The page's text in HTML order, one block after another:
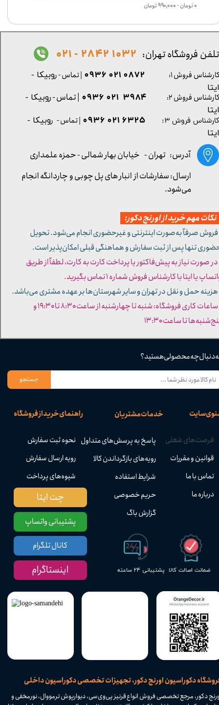
۰ تومان - ۹۹۰,۰۰۰ تومان
دکوراسیون اورنج دکور، تجهیزات تخصصی دکوراسیون داخلی
پشتیبانی ۲۴ ساعته ضمانت اصالت کالا
راهنمای خرید از فروشگاه
نحوه ثبت سفارش
رویه ارسال سفارش
شیوه‌های پرداخت
خدمات مشتریان
پاسخ به پرسش‌های متداول
رویه‌های بازگرداندن کالا
شرایط استفاده
حریم خصوصی
گزارش باگ
سایت
فرصت‌های شغلی
قوانین و مقررات
تماس با ما
درباره ما
دنبال چه محصولی هستید؟
جستجو
دکور، مرجع تخصصی فروش انواع قرنیز پی‌وی‌سی، دیوارپوش ترمووال، نورمخفی و
پشتیبانی واتساپ
چت ایتا
کانال تلگرام
اینستاگرام
کارشناس فروش ۳: ۶۳۲۵ ۰۲۱ ۰۹۳۶ | تماس - روبیکا -
ایتا
آدرس: تهران - خیابان بهار شمالی - حمزه علمداری
تلفن فروشگاه تهران: 1032 2842 - 021
مهم خرید از اورنج دکور:
صرفاً به‌صورت اینترنتی و غیرحضوری انجام می‌شود. تحویل
تنها پس از ثبت سفارش و هماهنگی قبلی امکان‌پذیر است.
صورت نیاز به پیش‌فاکتور یا پرداخت کارت به کارت، لطفاً از طریق
یا ایتا با کارشناس فروش شماره ۱ تماس بگیرید.
حمل و نقل در تهران و سایر شهرستان‌ها بر عهده مشتری می‌باشد.
- ساعات کاری فروشگاه: شنبه تا چهارشنبه از ساعت ۸:۳۰ تا ۱۹:۳۰ و
تا ساعت ۱۳:۳۰​​​​​​​
کارشناس فروش ۱: 0872 021 0936 | تماس - روبیکا -
ایتا
کارشناس فروش ۲:
۳۹۸۴ ۰۲۱ ۰۹۳۶ | تماس - روبیکا -
ایتا
ارسال: سفارشات از انبار های پل چوبی و چاردانگه انجام
می‌شود.